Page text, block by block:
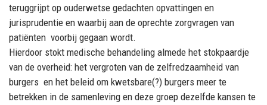
teruggrijpt op ouderwetse gedachten opvattingen en
jurisprudentie en waarbij aan de oprechte zorgvragen van
patiënten voorbij gegaan wordt.
Hierdoor stokt medische behandeling almede het stokpaardje
van de overheid: het vergroten van de zelfredzaamheid van
burgers en het beleid om kwetsbare(?) burgers meer te
betrekken in de samenleving en deze groep dezelfde kansen te